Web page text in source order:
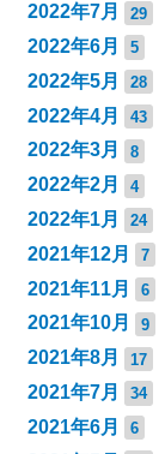
2022年7月 29
2022年6月 5
2022年5月 28
2022年4月 43
2022年3月 8
2022年2月 4
2022年1月 24
2021年12月 7
2021年11月 6
2021年10月 9
2021年8月 17
2021年7月 34
2021年6月 6